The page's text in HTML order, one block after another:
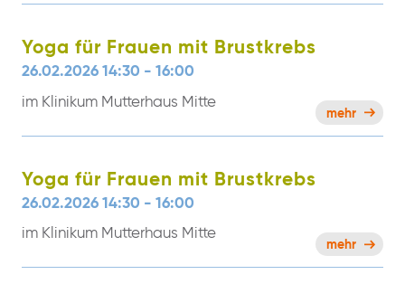
Yoga für Frauen mit Brustkrebs
26.02.2026 14:30 - 16:00
im Klinikum Mutterhaus Mitte
mehr
Yoga für Frauen mit Brustkrebs
26.02.2026 14:30 - 16:00
im Klinikum Mutterhaus Mitte
mehr